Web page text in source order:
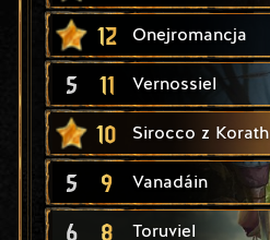
12 Onejromancja
5 11 Vernossiel
10 Sirocco z Korath
5 9 Vanadáin
6 8 Toruviel